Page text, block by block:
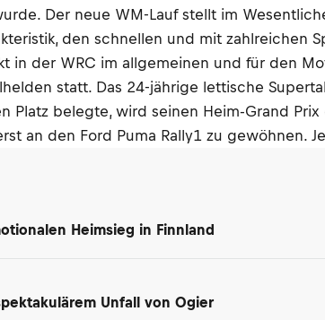
Der neue WM-Lauf stellt im
den schnellen und mit zahlreichen
in der WRC im allgemeinen und für den
statt. Das 24-jährige lettische
Platz belegte, wird seinen Heim-Grand
an den Ford Puma Rally1 zu gewöhnen.
Heimsieg in Finnland
Unfall von Ogier